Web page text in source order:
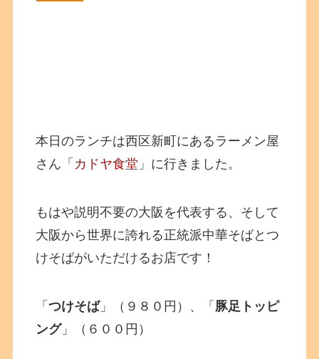
本日のランチは西区新町にあるラーメン屋
さん「 カドヤ食堂 」に行きました。
もはや説明不要の大阪を代表する、そして
大阪から世界に誇れる正統派中華そばとつ
けそばがいただけるお店です！
「つけそば」（９８０円）、「 豚足トッピ
ング」（６００円）